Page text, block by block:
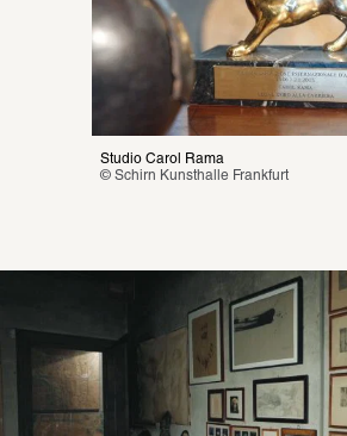
Studio Carol Rama
© Schirn Kunsthalle Frankfurt